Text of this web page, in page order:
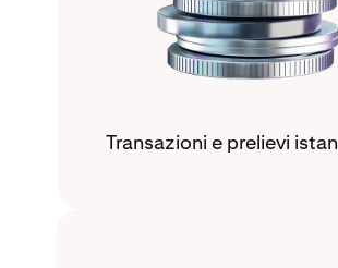
Transazioni e prelievi